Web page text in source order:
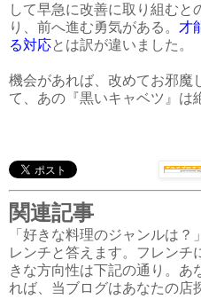
して早急に改善に取り組むと
り、前へ進む勇気がある。 才
る対応とは訳が違いました。
機会があれば、改めてお邪魔
て、あの『黒いキャベツ』は
関連記事
「好きな料理のジャンルは
レンチと答えます。フレンチ
きな方向性は下記の通り。あ
れば、当ブログはあなたの店